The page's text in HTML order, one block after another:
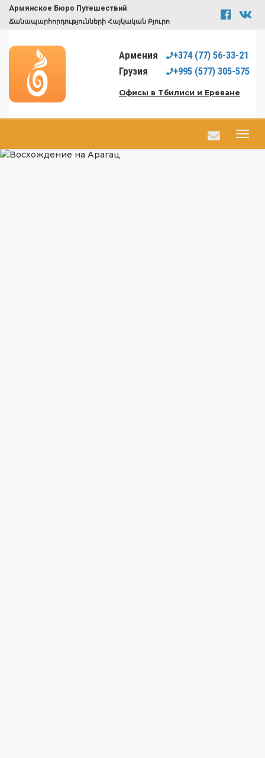
Армянское Бюро Путешествий
Ճանապարհորդությունների Հայկական Բյուրո
Армения +374 (77) 56-33-21
Грузия
+995 (577) 305-575
Офисы в Тбилиси и Ереване